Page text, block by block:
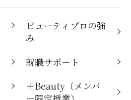
ビューティプロの強
み
就職サポート
＋Beauty（メンバ